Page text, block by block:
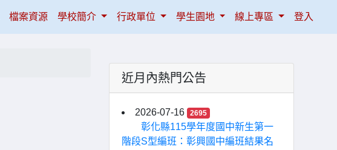
檔案資源 學校簡介 行政單位 學生園地 線上專區 登入
近月內熱門公告
2026-07-16 2695
彰化縣115學年度國中新生第一
階段S型編班：彰興國中編班結果名